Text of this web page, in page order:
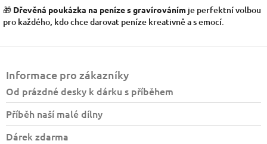
🎁 Dřevěná poukázka na peníze s gravírováním je perfektní volbou
pro každého, kdo chce darovat peníze kreativně a s emocí.
Informace pro zákazníky
Od prázdné desky k dárku s příběhem
Příběh naší malé dílny
Dárek zdarma